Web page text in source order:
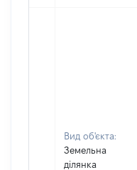
Вид об'єкта:
Земельна
ділянка